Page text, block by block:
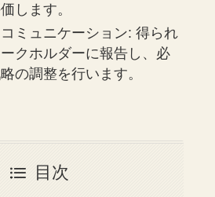
します。
ミュニケーション: 得られ
クホルダーに報告し、必
の調整を行います。
目次